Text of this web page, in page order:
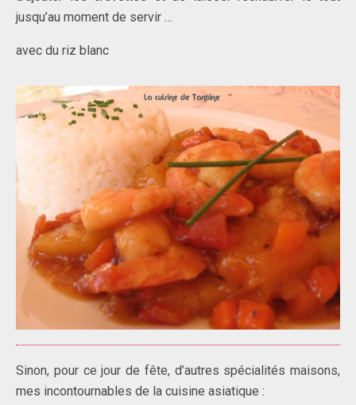
jusqu’au moment de servir …
avec du riz blanc
Sinon, pour ce jour de fête, d’autres spécialités maisons,
mes incontournables de la cuisine asiatique :